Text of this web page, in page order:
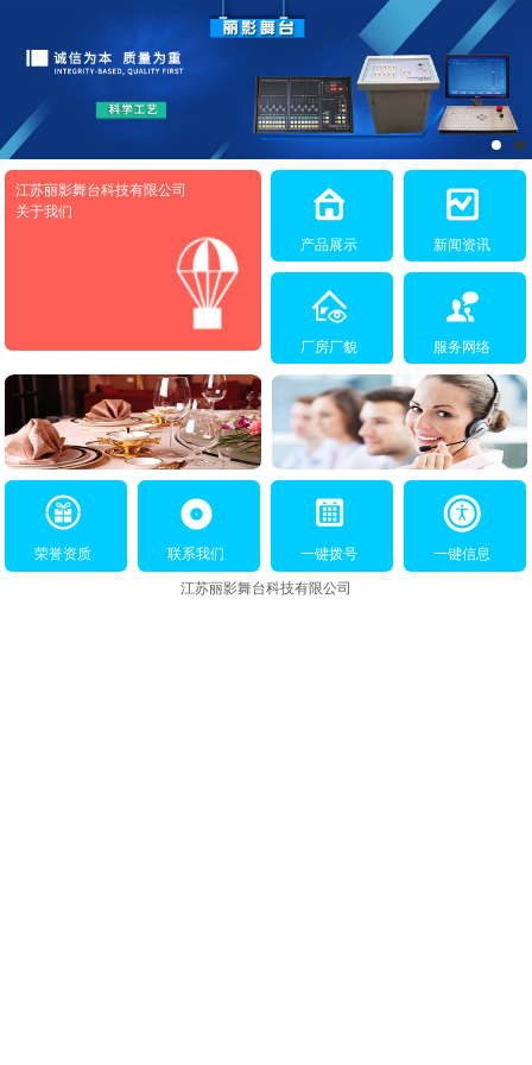
江苏丽影舞台科技有限公司
关于我们
产品展示
新闻资讯
厂房厂貌 服务网络
荣誉资质 联系我们 一键拨号 一键信息
江苏丽影舞台科技有限公司